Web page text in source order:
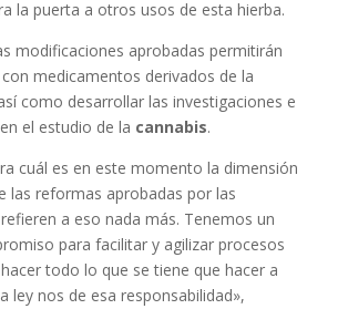
la puerta a otros usos de esta hierba.
modificaciones aprobadas permitirán
medicamentos derivados de la
como desarrollar las investigaciones e
el estudio de la cannabis.
cuál es en este momento la dimensión
las reformas aprobadas por las
a eso nada más. Tenemos un
para facilitar y agilizar procesos
todo lo que se tiene que hacer a
ley nos de esa responsabilidad»,